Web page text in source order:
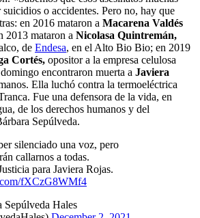
suicidios o accidentes. Pero no, hay que
en 2016 mataron a Macarena Valdés
2013 mataron a Nicolasa Quintremán,
de Endesa, en el Alto Bio Bio; en 2019
Cortés, opositor a la empresa celulosa
encontraron muerta a Javiera
Ella luchó contra la termoeléctrica
Fue una defensora de la vida, en
de los derechos humanos y del
Sepúlveda.
silenciado una voz, pero
callarnos a todas.
para Javiera Rojas.
fXCzG8WMf4
Hales